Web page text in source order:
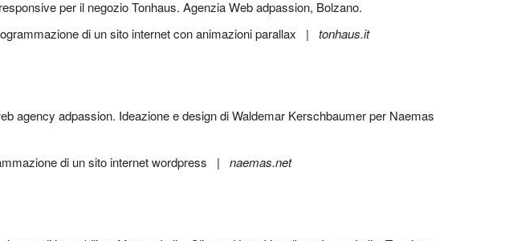
di un sito internet con animazioni parallax | tonhaus.it
di un sito internet wordpress | naemas.net